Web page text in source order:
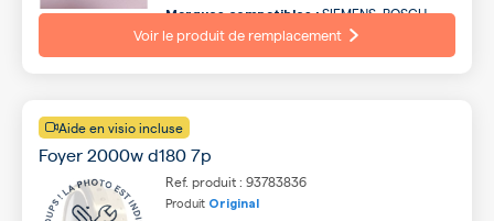
Marques compatibles :SIEMENS, BOSCH,
BRANDT, NEFF, SAUTER, AEG, INDESIT, ARTHUR
MARTIN, WHIRLPOOL, GAGGENAU ...
Voir le produit de remplacement
Aide en visio incluse
Foyer 2000w d180 7p
Ref. produit : 93783836
Produit Original